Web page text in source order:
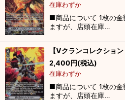
在庫わずか
■商品について 1枚の金
ますが、店頭在庫…
【Vクランコレクショ
2,400円(税込)
在庫わずか
■商品について 1枚の金
ますが、店頭在庫…